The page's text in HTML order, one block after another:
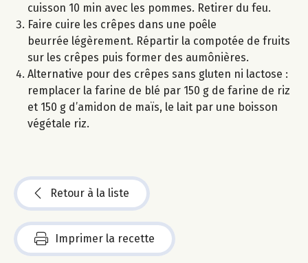
cuisson 10 min avec les pommes. Retirer du feu.
Faire cuire les crêpes dans une poêle
beurrée légèrement. Répartir la compotée de fruits
sur les crêpes puis former des aumônières.
Alternative pour des crêpes sans gluten ni lactose :
remplacer la farine de blé par 150 g de farine de riz
et 150 g d’amidon de maïs, le lait par une boisson
végétale riz.
Retour à la liste
Imprimer la recette